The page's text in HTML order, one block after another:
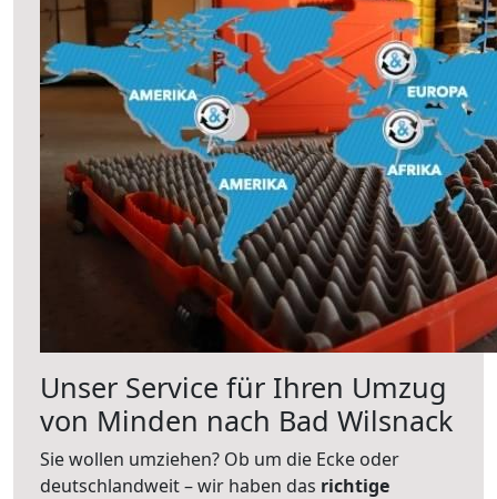
Unser Service für Ihren Umzug
von Minden nach Bad Wilsnack
Sie wollen umziehen? Ob um die Ecke oder
deutschlandweit – wir haben das richtige